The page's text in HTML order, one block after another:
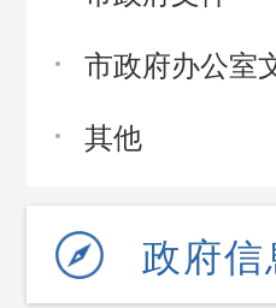
市政府办公室
其他
政府